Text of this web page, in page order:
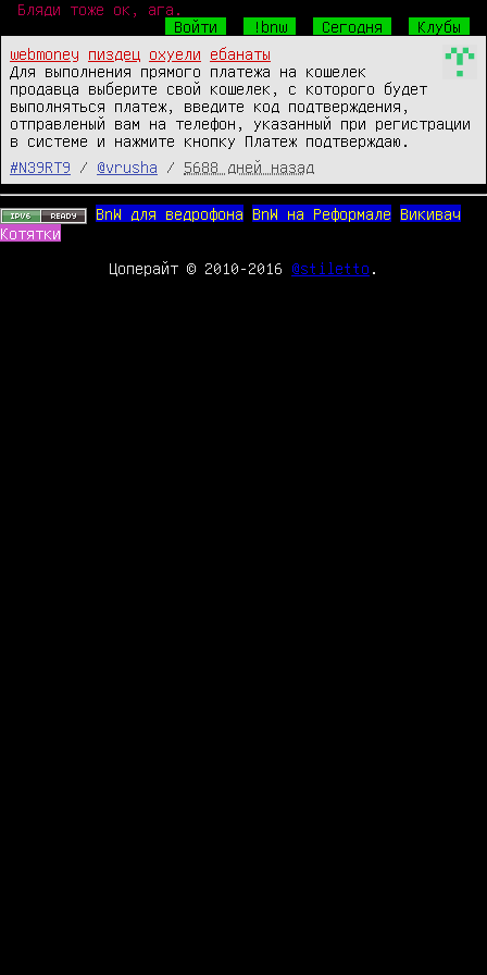
Бляди тоже ок, ага.
Войти
!bnw Сегодня
Клубы
webmoney
пиздец охуели
ебанаты
Для выполнения прямого платежа на кошелек
продавца выберите свой кошелек, с которого будет
выполняться платеж, введите код подтверждения,
отправленый вам на телефон, указанный при регистрации
в системе и нажмите кнопку Платеж подтверждаю.
#N39RT9
/ @vrusha / 5688 дней назад
BnW для ведрофона BnW на Реформале
Викивач
Котятки
Цоперайт © 2010-2016 @stiletto